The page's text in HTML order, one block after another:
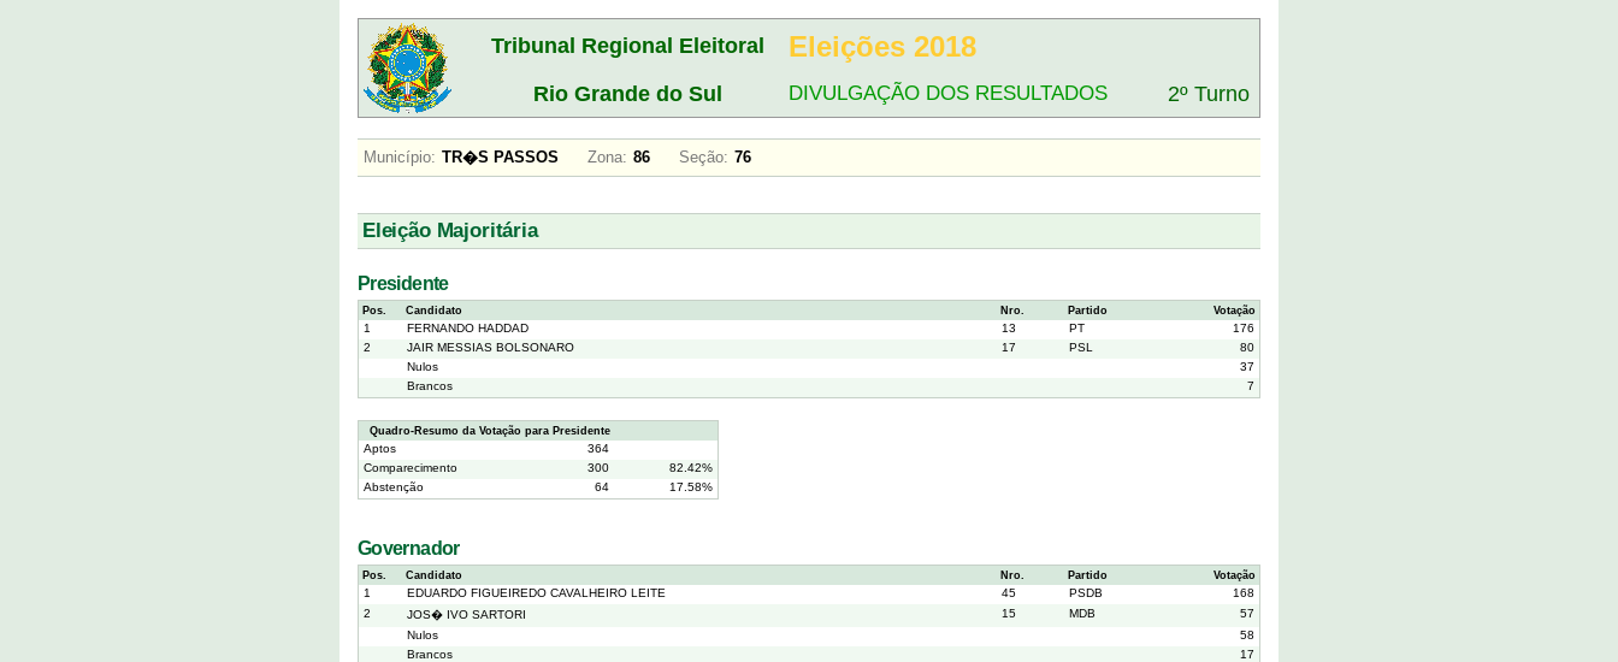
Tribunal Regional Eleitoral Eleições 2018
Rio Grande do Sul DIVULGAÇÃO DOS RESULTADOS 2º Turno
Município: TR�S PASSOS Zona: 86 Seção: 76
Eleição Majoritária
Presidente
Pos. Candidato Nro. Partido Votação
1 FERNANDO HADDAD 13 PT
176
2
JAIR MESSIAS BOLSONARO 17 PSL
80
Nulos
37
Brancos
7
Quadro-Resumo da Votação para Presidente
Aptos
364
Comparecimento
300
82.42%
Abstenção
64 17.58%
Governador
Pos. Candidato Nro. Partido Votação
1 EDUARDO FIGUEIREDO CAVALHEIRO LEITE 45 PSDB
168
2
JOS� IVO SARTORI 15 MDB
57
Nulos
58
Brancos
17